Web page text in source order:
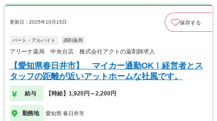
更新日：2025年10月15日 保存する
パート・アルバイト 調剤薬局
アリーナ薬局 中央台店 株式会社アクトの薬剤師求人
【愛知県春日井市】 マイカー通勤OK！経営者とス
タッフの距離が近いアットホームな社風です。
給与 【時給】1,920円～2,200円
勤務地 愛知県 春日井市